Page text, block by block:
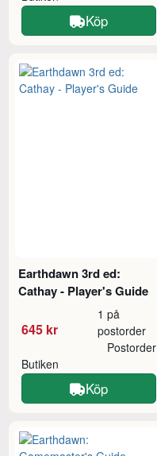
Köp
Earthdawn 3rd ed:
Cathay - Player's Guide
645 kr
1 på
postorder
Butiken
Postorder
Köp